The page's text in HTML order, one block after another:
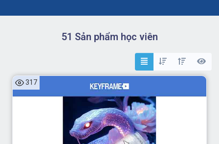
51 Sản phẩm học viên
317